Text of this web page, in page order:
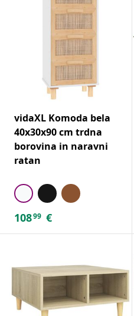
vidaXL Komoda bela
40x30x90 cm trdna
borovina in naravni
ratan
10899 €